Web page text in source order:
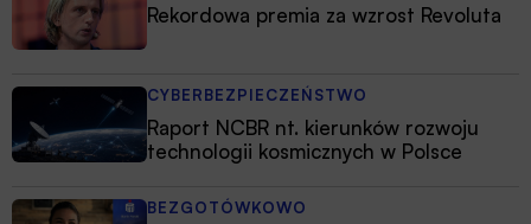
Rekordowa premia za wzrost Revoluta
CYBERBEZPIECZEŃSTWO
Raport NCBR nt. kierunków rozwoju
technologii kosmicznych w Polsce
BEZGOTÓWKOWO